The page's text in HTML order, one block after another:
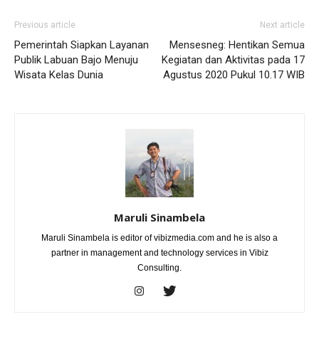
Previous article
Pemerintah Siapkan Layanan
Publik Labuan Bajo Menuju
Wisata Kelas Dunia
Next article
Mensesneg: Hentikan Semua
Kegiatan dan Aktivitas pada 17
Agustus 2020 Pukul 10.17 WIB
Maruli Sinambela
Maruli Sinambela is editor of vibizmedia.com and he is also a
partner in management and technology services in Vibiz
Consulting.